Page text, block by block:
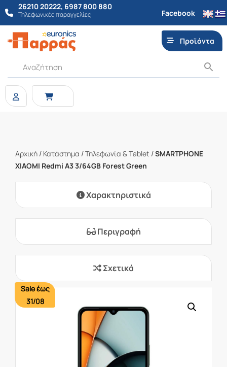
26210 20222, 6987 800 880
Τηλεφωνικές παραγγελίες Facebook
Προϊόντα
Αρχική / Κατάστημα /Τηλεφωνία & Τablet /SMARTPHONE
XIAOMI Redmi A3 3/64GB Forest Green
Χαρακτηριστικά
Περιγραφή
Σχετικά
Sale έως
31/08